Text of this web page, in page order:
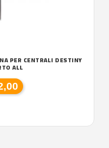
PER CENTRALI DESTINY
ALL